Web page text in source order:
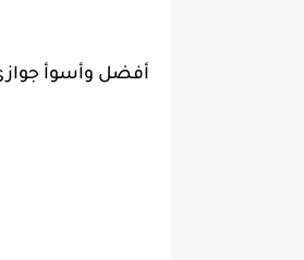
أفضل وأسوأ